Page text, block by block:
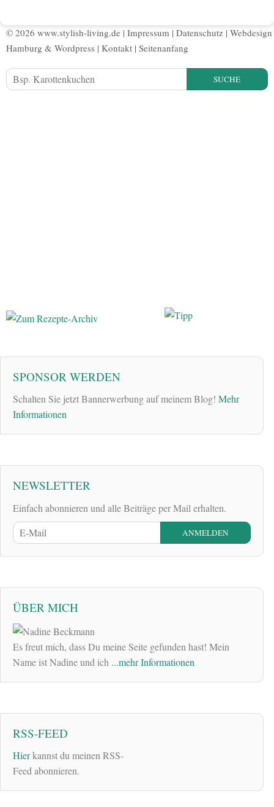
© 2026 www.stylish-living.de | Impressum | Datenschutz | Webdesign
Hamburg & Wordpress | Kontakt | Seitenanfang
SUCHE
SPONSOR WERDEN
Schalten Sie jetzt Bannerwerbung auf meinem Blog! Mehr
Informationen
NEWSLETTER
Einfach abonnieren und alle Beiträge per Mail erhalten.
ÜBER MICH
Es freut mich, dass Du meine Seite gefunden hast! Mein
Name ist Nadine und ich ...mehr Informationen
RSS-FEED
Hierkannst du meinen RSS-
Feed abonnieren.